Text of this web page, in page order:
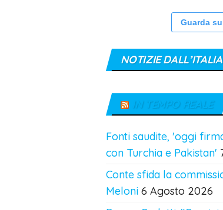
Guarda
NOTIZIE DALL’ITALIA
IN TEMPO REALE
Fonti saudite, 'oggi
con Turchia e Pakistan'
Conte sfida la
Meloni 6 Agosto 2026